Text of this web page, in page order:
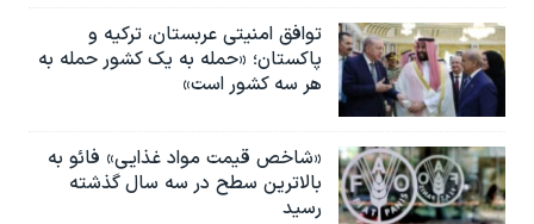
توافق امنیتی عربستان، ترکیه و
پاکستان؛ «حمله به یک کشور حمله به
هر سه کشور است»
«شاخص قیمت مواد غذایی» فائو به
بالاترین سطح در سه سال گذشته
رسید